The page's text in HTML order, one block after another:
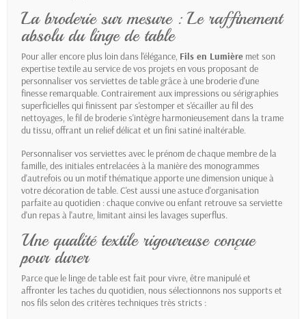
La broderie sur mesure : Le raffinement
absolu du linge de table
Pour aller encore plus loin dans l'élégance, Fils en Lumière met son
expertise textile au service de vos projets en vous proposant de
personnaliser vos serviettes de table grâce à une broderie d'une
finesse remarquable. Contrairement aux impressions ou sérigraphies
superficielles qui finissent par s'estomper et s'écailler au fil des
nettoyages, le fil de broderie s'intègre harmonieusement dans la trame
du tissu, offrant un relief délicat et un fini satiné inaltérable.
Personnaliser vos serviettes avec le prénom de chaque membre de la
famille, des initiales entrelacées à la manière des monogrammes
d'autrefois ou un motif thématique apporte une dimension unique à
votre décoration de table. C'est aussi une astuce d'organisation
parfaite au quotidien : chaque convive ou enfant retrouve sa serviette
d'un repas à l'autre, limitant ainsi les lavages superflus.
Une qualité textile rigoureuse conçue
pour durer
Parce que le linge de table est fait pour vivre, être manipulé et
affronter les taches du quotidien, nous sélectionnons nos supports et
nos fils selon des critères techniques très stricts :